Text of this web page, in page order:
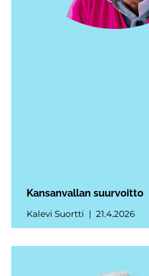
Kansanvallan suurvoitto
Kalevi Suortti 21.4.2026